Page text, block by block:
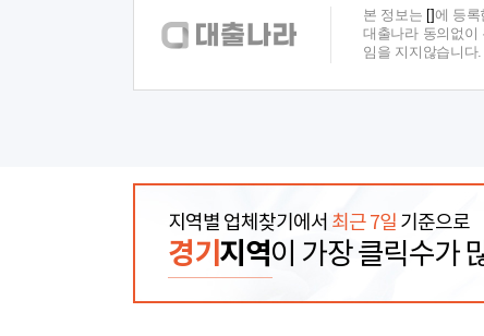
본 정보는
에 등록
대출나라 동의없이
임을 지지않습니다.
지역별 업체찾기에서 최근 7일 기준으로
경기 지역이 가장 클릭수가